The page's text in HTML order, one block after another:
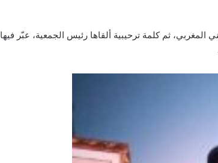
المغربي، ثم كلمة ترحيبية ألقاها رئيس الجمعية، عبّر فيها